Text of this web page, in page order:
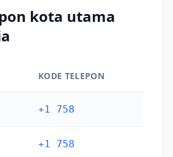
kota utama
KODE TELEPON
+1 758
+1 758